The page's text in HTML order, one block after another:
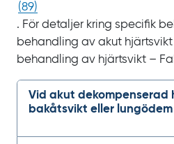
(89)
. För detaljer kring specifik
behandling av akut
behandling av hjärtsvikt –
Vid akut dekompenserad
bakåtsvikt eller lungödem